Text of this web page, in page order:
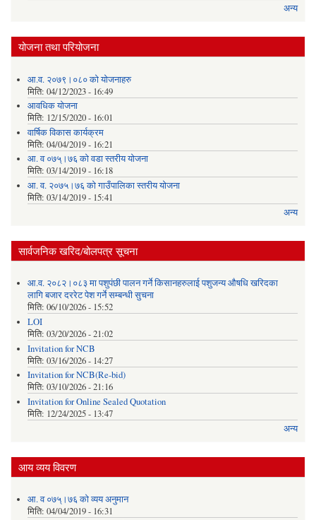
अन्य
योजना तथा परियोजना
आ.व. २०७९।०८० को योजनाहरु
मिति: 04/12/2023 - 16:49
आवधिक योजना
मिति: 12/15/2020 - 16:01
वार्षिक विकास कार्यक्रम
मिति: 04/04/2019 - 16:21
आ. व ०७५्।७६ को वडा स्तरीय योजना
मिति: 03/14/2019 - 16:18
आ. व. २०७५।७६ को गाउँपालिका स्तरीय योजना
मिति: 03/14/2019 - 15:41
अन्य
सार्वजनिक खरिद/बोलपत्र सूचना
आ.व. २०८२।०८३ मा पशुपंछी पालन गर्ने किसानहरुलाई पशुजन्य औषधि खरिदका
लागि बजार दररेट पेश गर्ने सम्बन्धी सुचना
मिति: 06/10/2026 - 15:52
LOI
मिति: 03/20/2026 - 21:02
Invitation for NCB
मिति: 03/16/2026 - 14:27
Invitation for NCB(Re-bid)
मिति: 03/10/2026 - 21:16
Invitation for Online Sealed Quotation
मिति: 12/24/2025 - 13:47
अन्य
आय व्यय विवरण
आ. व ०७५्।७६ को व्यय अनुमान
मिति: 04/04/2019 - 16:31